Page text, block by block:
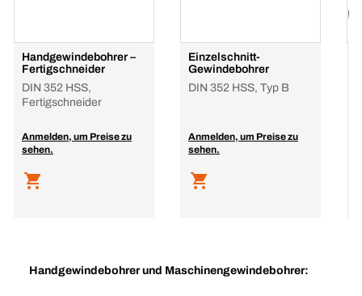
Handgewindebohrer –
Fertigschneider
DIN 352 HSS,
Fertigschneider
Anmelden, um Preise zu
sehen.
Einzelschnitt-
Gewindebohrer
DIN 352 HSS, Typ B
Anmelden, um Preise zu
sehen.
Handgewindebohrer und Maschinengewindebohrer: